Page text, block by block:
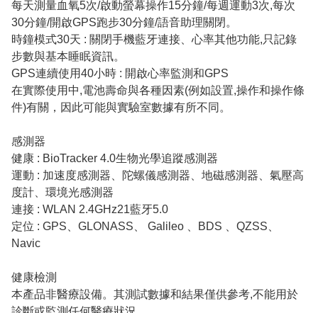
每天測量血氧5次/啟動螢幕操作15分鐘/每週運動3次,每次
30分鐘/開啟GPS跑步30分鐘/語音助理關閉。
時鐘模式30天 : 關閉手機藍牙連接、心率其他功能,只記錄
步數與基本睡眠資訊。
GPS連續使用40小時 : 開啟心率監測和GPS
在實際使用中,電池壽命與各種因素(例如設置,操作和操作條
件)有關，因此可能與實驗室數據有所不同。
感測器
健康 : BioTracker 4.0生物光學追蹤感測器
運動 : 加速度感測器、陀螺儀感測器、地磁感測器、氣壓高
度計、環境光感測器
連接 : WLAN 2.4GHz21藍牙5.0
定位 : GPS、GLONASS、 Galileo 、BDS 、QZSS、
Navic
健康檢測
本產品非醫療設備。其測試數據和結果僅供參考,不能用於